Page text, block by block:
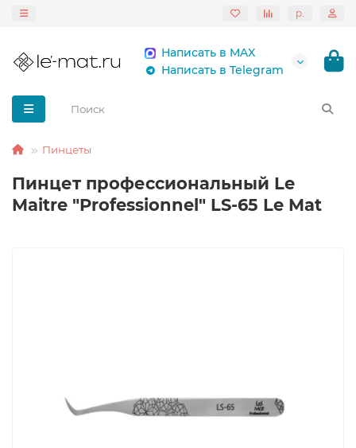
р.
Написать в MAX
Написать в Telegram
Пинцеты
Пинцет профессиональный Le
Maitre "Professionnel" LS-65 Le Mat